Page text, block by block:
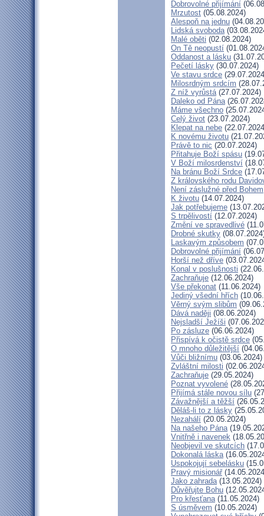
Dobrovolné přijímání
Mrzutost (05.08.2024)
Alespoň na jednu
Lidská svoboda
Malé oběti (02.08.2024)
On Tě neopustí
Oddanost a lásku
Pečetí lásky (30.07.2024)
Ve stavu srdce
Milosrdným srdcím
Z níž vyrůstá(27.07.2024)
Daleko od Pána
Máme všechno
Celý život (23.07.2024)
Klepat na nebe
K novému životu
Právě to nic (20.07.2024)
Přitahuje Boží spásu
V Boží milosrdenství
Na bránu Boží Srdce
Z královského rodu
Není záslužné před Bohem
K životu (14.07.2024)
Jak potřebujeme
S trpělivostí (12.07.2024)
Změní ve spravedlivé
Drobné skutky
Laskavým způsobem
Dobrovolné přijímání
Horší než dříve
Konal v poslušnosti
Zachraňuje (12.06.2024)
Vše překonat (11.06.2024)
Jediný všední hřích
Věrný svým slibům
Dává naději (08.06.2024)
Nejsladší Ježíši
Po zásluze (06.06.2024)
Přispívá k očistě srdce
O mnoho důležitější
Vůči bližnímu (03.06.2024)
Zvláštní milosti
Zachraňuje (29.05.2024)
Poznat vyvolené
Přijímá stále novou sílu
Závažnější a těžší
Děláš-li to z lásky
Nezahálí (20.05.2024)
Na našeho Pána
Vnitřně i navenek
Neobjevil ve skutcích
Dokonalá láska
Uspokojují sebelásku
Pravý misionář
Jako zahrada(13.05.2024)
Důvěřujte Bohu
Pro křesťana(11.05.2024)
S úsměvem (10.05.2024)